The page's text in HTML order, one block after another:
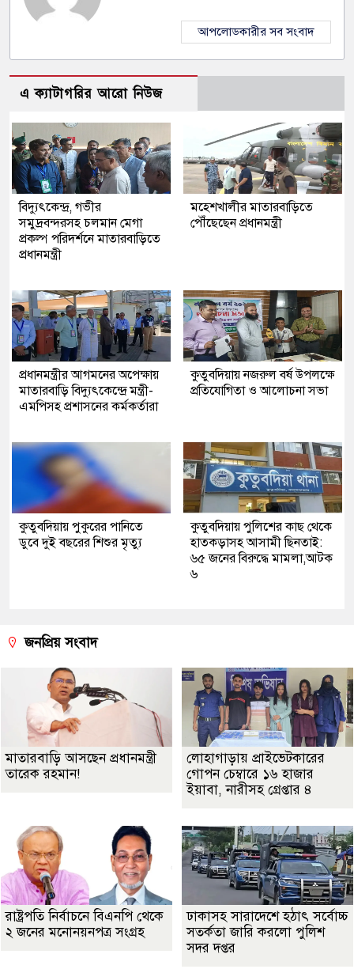
আপলোডকারীর সব সংবাদ
এ ক্যাটাগরির আরো নিউজ
বিদ্যুৎকেন্দ্র, গভীর
সমুদ্রবন্দরসহ চলমান মেগা
প্রকল্প পরিদর্শনে মাতারবাড়িতে
প্রধানমন্ত্রী
মহেশখালীর মাতারবাড়িতে
পৌঁছেছেন প্রধানমন্ত্রী
প্রধানমন্ত্রীর আগমনের অপেক্ষায়
মাতারবাড়ি বিদ্যুৎকেন্দ্রে মন্ত্রী-
এমপিসহ প্রশাসনের কর্মকর্তারা
কুতুবদিয়ায় নজরুল বর্ষ উপলক্ষে
প্রতিযোগিতা ও আলোচনা সভা
কুতুবদিয়ায় পুকুরের পানিতে
ডুবে দুই বছরের শিশুর মৃত্যু
কুতুবদিয়ায় পুলিশের কাছ থেকে
হাতকড়াসহ আসামী ছিনতাই:
৬৫ জনের বিরুদ্ধে মামলা,আটক
৬
জনপ্রিয় সংবাদ
মাতারবাড়ি আসছেন প্রধানমন্ত্রী
তারেক রহমান!
লোহাগাড়ায় প্রাইভেটকারের
গোপন চেম্বারে ১৬ হাজার
ইয়াবা, নারীসহ গ্রেপ্তার ৪
রাষ্ট্রপতি নির্বাচনে বিএনপি থেকে
২ জনের মনোনয়নপত্র সংগ্রহ
ঢাকাসহ সারাদেশে হঠাৎ সর্বোচ্চ
সতর্কতা জা‌রি করলো পুলিশ
সদর দপ্তর